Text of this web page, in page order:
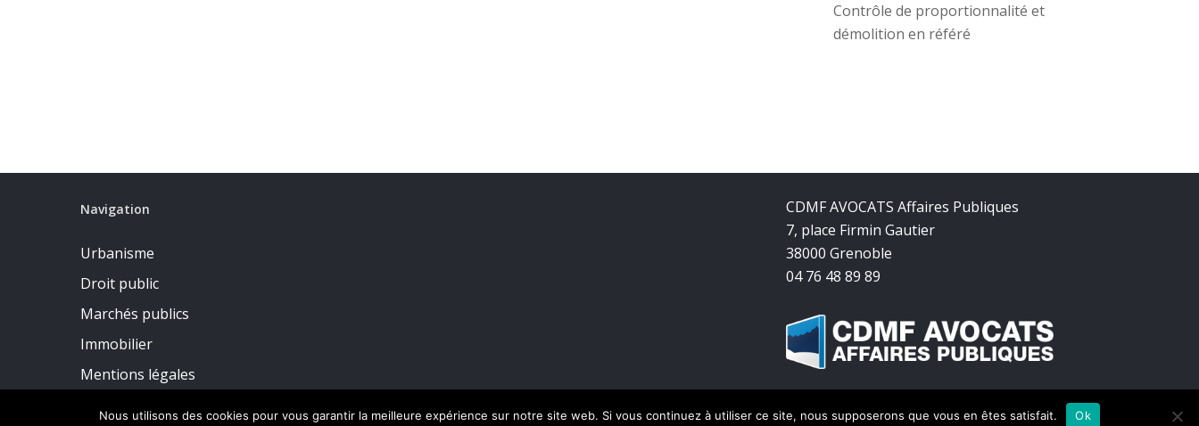
Contrôle de proportionnalité et
démolition en référé
Navigation
Urbanisme
Droit public
Marchés publics
Immobilier
Mentions légales
CDMF AVOCATS Affaires Publiques
7, place Firmin Gautier
38000 Grenoble
04 76 48 89 89
Nous utilisons des cookies pour vous garantir la meilleure expérience sur notre site web. Si vous continuez à utiliser ce site, nous supposerons que vous en êtes satisfait. Ok